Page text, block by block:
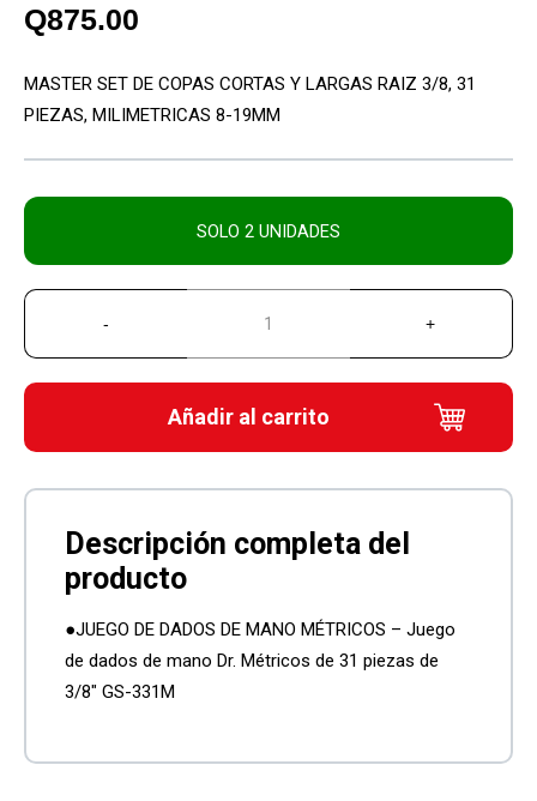
Q875.00
MASTER SET DE COPAS CORTAS Y LARGAS RAIZ 3/8, 31
PIEZAS, MILIMETRICAS 8-19MM
SOLO 2 UNIDADES
Añadir al carrito
●JUEGO DE DADOS DE MANO MÉTRICOS – Juego
de dados de mano Dr. Métricos de 31 piezas de
3/8″ GS-331M